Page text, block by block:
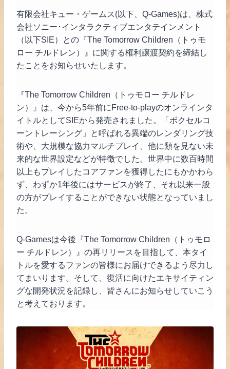
有限会社キュー・ゲームス(以下、Q-Games)は、株式
会社ソニー･インタラクティブエンタテインメント
（以下SIE）との『The Tomorrow Children（トゥモ
ロー チルドレン）』に関する権利譲渡契約を締結し
たことをお知らせいたします。
『The Tomorrow Children（トゥモロー チルドレ
ン）』は、今から5年前にFree-to-playのオンラインタ
イトルとしてSIEから発売されました。「ボクセルコ
ーントレーシング」と呼ばれる異端のレンダリング技
術や、大規模な協力マルチプレイ、他に類を見ない未
来的な世界設定などが特徴でした。世界中に数百時間
以上もプレイしたコアファンを獲得したにもかかわら
ず、わずか1年後にはサービスが終了、それ以来一般
の方がプレイすることができない状態となっていまし
た。
Q-Gamesは今後『The Tomorrow Children（トゥモロ
ー チルドレン）』の再リリースを目指して、本タイ
トルを愛するファンの皆様にお届けできるよう尽力し
てまいります。そして、復活に向けたエキサイティン
グな開発状況を記録し、皆さんにお知らせしていこう
と考えております。